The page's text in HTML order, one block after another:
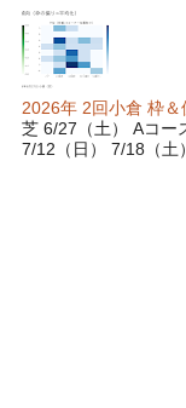
2026年 2回小倉 枠＆
芝 6/27（土） Aコー
7/12（日） 7/18（土